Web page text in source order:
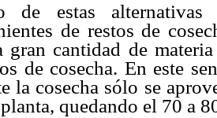
de estas
de restos de
gran cantidad de
de cosecha. En este
la cosecha sólo se
quedando el 70 a